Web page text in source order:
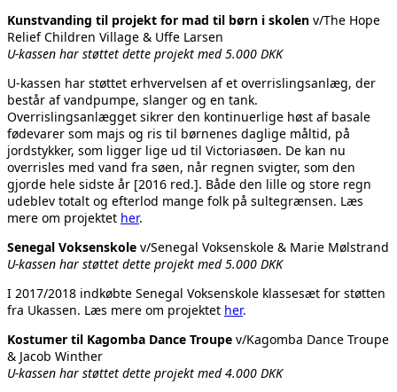
Kunstvanding til projekt for mad til børn i skolen v/The Hope
Relief Children Village & Uffe Larsen
U-kassen har støttet dette projekt med 5.000 DKK
U-kassen har støttet erhvervelsen af et overrislingsanlæg, der
består af vandpumpe, slanger og en tank.
Overrislingsanlægget sikrer den kontinuerlige høst af basale
fødevarer som majs og ris til børnenes daglige måltid, på
jordstykker, som ligger lige ud til Victoriasøen. De kan nu
overrisles med vand fra søen, når regnen svigter, som den
gjorde hele sidste år [2016 red.]. Både den lille og store regn
udeblev totalt og efterlod mange folk på sultegrænsen. Læs
mere om projektet her.
Senegal Voksenskole v/Senegal Voksenskole & Marie Mølstrand
U-kassen har støttet dette projekt med 5.000 DKK
I 2017/2018 indkøbte Senegal Voksenskole klassesæt for støtten
fra Ukassen. Læs mere om projektet her.
Kostumer til Kagomba Dance Troupe v/Kagomba Dance Troupe
& Jacob Winther
U-kassen har støttet dette projekt med 4.000 DKK